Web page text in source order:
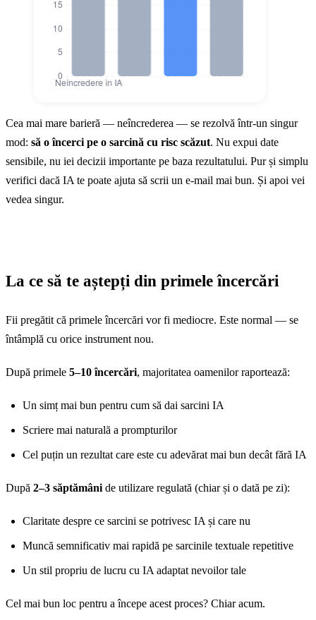
De ce nu folosesc
Neîncredere în IA 37
Îngrijorări privind impactul 29
Cea mai mare barieră — neîncrederea — se rezolvă într-un singur
mod: să o încerci pe o sarcină cu risc scăzut. Nu expui date
sensibile, nu iei decizii importante pe baza rezultatului. Pur și simplu
verifici dacă IA te poate ajuta să scrii un e-mail mai bun. Și apoi vei
vedea singur.
La ce să te aștepți din primele încercări
Fii pregătit că primele încercări vor fi mediocre. Este normal — se
întâmplă cu orice instrument nou.
După primele 5–10 încercări, majoritatea oamenilor raportează:
Un simț mai bun pentru cum să dai sarcini IA
Scriere mai naturală a prompturilor
Cel puțin un rezultat care este cu adevărat mai bun decât fără IA
După 2–3 săptămânide utilizare regulată (chiar și o dată pe zi):
Claritate despre ce sarcini se potrivesc IA și care nu
Muncă semnificativ mai rapidă pe sarcinile textuale repetitive
Un stil propriu de lucru cu IA adaptat nevoilor tale
Cel mai bun loc pentru a începe acest proces? Chiar acum.